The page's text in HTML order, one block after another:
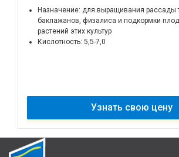
Назначение: для выращивания рассады
баклажанов, физалиса и подкормки
растений этих культур
Кислотность: 5,5-7,0
Узнать свою цену